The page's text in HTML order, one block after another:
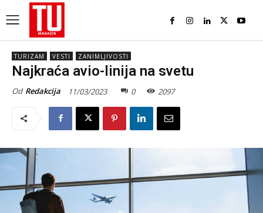
TURIZAM VESTI ZANIMLJIVOSTI
Najkraća avio-linija na svetu
Od Redakcija 11/03/2023 0 2097